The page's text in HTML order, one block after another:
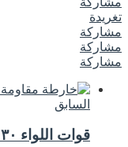
تغريدة
مشاركة
مشاركة
مشاركة
السابق
قوات اللواء ٣٠ مدرع تدمر طقم حوثي غرب الضالع